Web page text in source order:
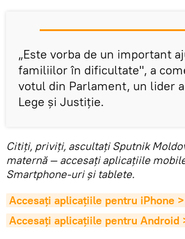
„Este vorba de un important
familiilor în dificultate", a
votul din Parlament, un lider
Lege și Justiție.
Citiţi, priviţi, ascultaţi Sputnik
maternă — accesaţi aplicaţiile
Smartphone-uri şi tablete.
Accesaţi aplicaţiile pentru iPhone
Accesaţi aplicaţiile pentru Android